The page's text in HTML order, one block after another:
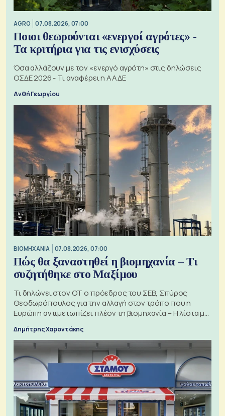
AGRO 07.08.2026, 07:00
Ποιοι θεωρούνται «ενεργοί αγρότες» -
Τα κριτήρια για τις ενισχύσεις
Όσα αλλάζουν με τον «ενεργό αγρότη» στις δηλώσεις
ΟΣΔΕ 2026 - Τι αναφέρει η ΑΑΔΕ
Ανθή Γεωργίου
ΒΙΟΜΗΧΑΝΙΑ 07.08.2026, 07:00
Πώς θα ξαναστηθεί η βιομηχανία – Τι
συζητήθηκε στο Μαξίμου
Τι δηλώνει στον ΟΤ ο πρόεδρος του ΣΕΒ, Σπύρος
Θεοδωρόπουλος για την αλλαγή στον τρόπο που η
Ευρώπη αντιμετωπίζει πλέον τη βιομηχανία – Η λίστα με
Δημήτρης Χαροντάκης